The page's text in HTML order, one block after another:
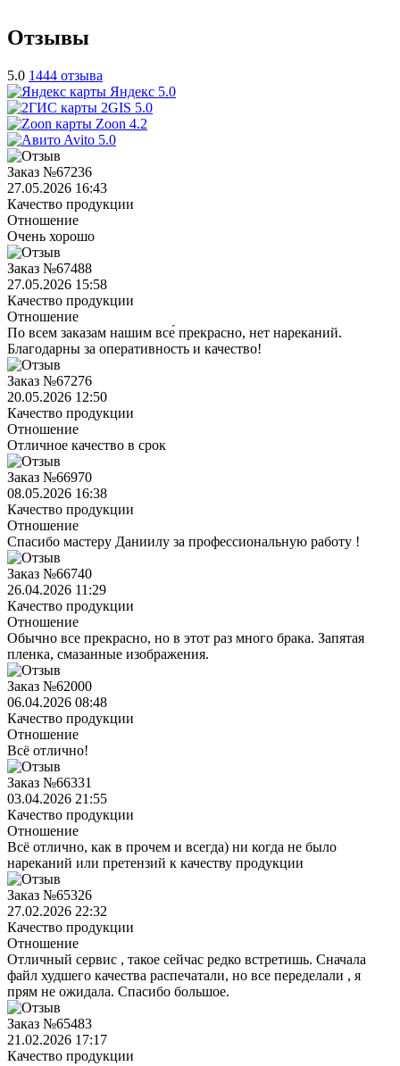
Отзывы
5.0 1444 отзыва
Яндекс 5.0
2GIS 5.0
Zoon 4.2
Avito 5.0
Заказ №67236
27.05.2026 16:43
Качество продукции
Отношение
Очень хорошо
Заказ №67488
27.05.2026 15:58
Качество продукции
Отношение
По всем заказам нашим все́ прекрасно, нет нареканий.
Благодарны за оперативность и качество!
Заказ №67276
20.05.2026 12:50
Качество продукции
Отношение
Отличное качество в срок
Заказ №66970
08.05.2026 16:38
Качество продукции
Отношение
Спасибо мастеру Даниилу за профессиональную работу !
Заказ №66740
26.04.2026 11:29
Качество продукции
Отношение
Обычно все прекрасно, но в этот раз много брака. Запятая
пленка, смазанные изображения.
Заказ №62000
06.04.2026 08:48
Качество продукции
Отношение
Всё отлично!
Заказ №66331
03.04.2026 21:55
Качество продукции
Отношение
Всё отлично, как в прочем и всегда) ни когда не было
нареканий или претензий к качеству продукции
Заказ №65326
27.02.2026 22:32
Качество продукции
Отношение
Отличный сервис , такое сейчас редко встретишь. Сначала
файл худшего качества распечатали, но все переделали , я
прям не ожидала. Спасибо большое.
Заказ №65483
21.02.2026 17:17
Качество продукции